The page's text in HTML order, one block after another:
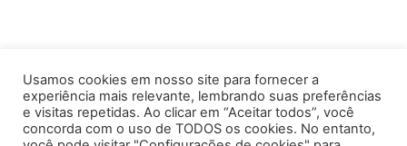
Webmail
Intranet
Administração
Usamos cookies em nosso site para fornecer a
experiência mais relevante, lembrando suas preferências
e visitas repetidas. Ao clicar em “Aceitar todos”, você
concorda com o uso de TODOS os cookies. No entanto,